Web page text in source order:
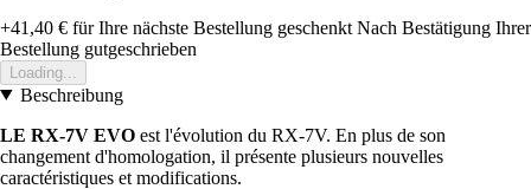
+41,40 € für Ihre nächste Bestellung geschenkt Nach Bestätigung Ihrer
Bestellung gutgeschrieben
Loading...
Beschreibung
LE RX-7V EVO est l'évolution du RX-7V. En plus de son
changement d'homologation, il présente plusieurs nouvelles
caractéristiques et modifications.